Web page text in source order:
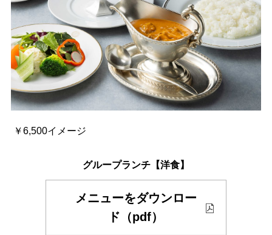
￥6,500イメージ
グループランチ【洋食】
メニューをダウンロー
ド（pdf）